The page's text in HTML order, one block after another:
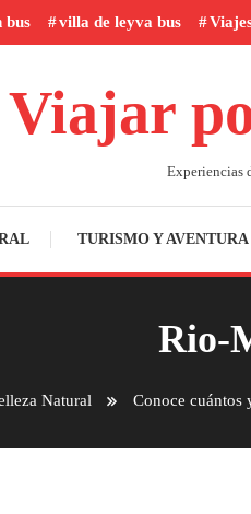
bus villa de leyva bus
Viajar
Experiencias
TURISMO Y AVENTURA
Rio-
Natural Conoce cuántos